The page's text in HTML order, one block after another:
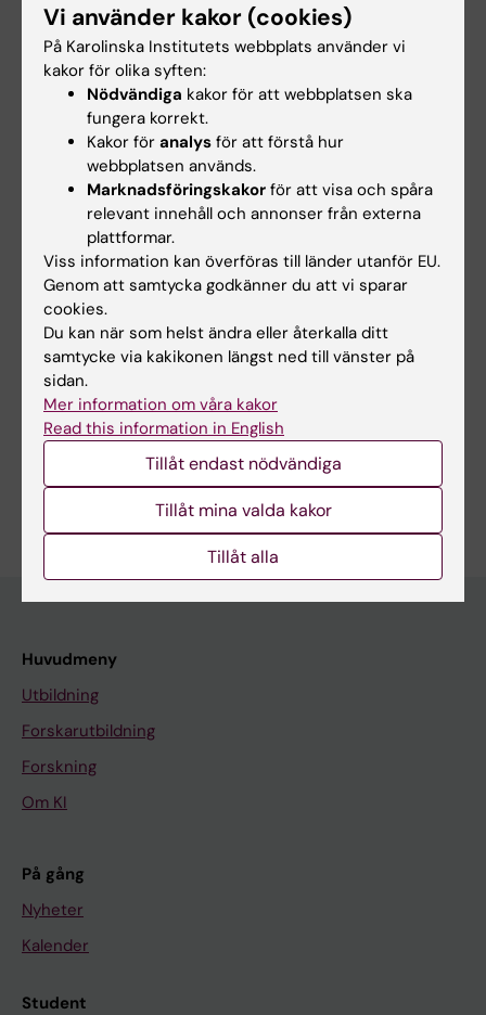
norsk forskare leder jag även ett samnordiskt
projekt inom området (NNPS
[5]).
https://ki.se/cns/utbildningsforskning-pa-
kcp-kcp-uf
https://www.miqagruppen.org
https://ki.se/cns/psipet-effekten-av-
psilocybin-pa-depressionssymptom-och-
synaptisk-densitet
[4]https://ki.se/cns/capsi
[5]https://ki.se/cns/the-nordic-network-for-
psychedelic-science
Forskningsområden:
Psykologi (Exklusive tillämpad psykologi)
Är du Maria Beckman?
Redigera din profil
Huvudmeny
Utbildning
Forskarutbildning
Forskning
Om KI
På gång
Nyheter
Kalender
Student
Vi använder kakor (cookies)
På Karolinska Institutets webbplats använder vi
kakor för olika syften:
Nödvändiga kakor för att webbplatsen ska
fungera korrekt.
Kakor för analys för att förstå hur
webbplatsen används.
Marknadsföringskakor för att visa och spåra
relevant innehåll och annonser från externa
plattformar.
Viss information kan överföras till länder utanför EU.
Genom att samtycka godkänner du att vi sparar
cookies.
Du kan när som helst ändra eller återkalla ditt
samtycke via kakikonen längst ned till vänster på
sidan.
Mer information om våra kakor
Read this information in English
Tillåt endast nödvändiga
Tillåt mina valda kakor
Tillåt alla